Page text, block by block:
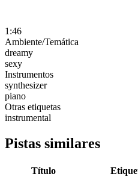
1:46
Ambiente/Temática
dreamy
sexy
Instrumentos
synthesizer
piano
Otras etiquetas
instrumental
Pistas similares
Título